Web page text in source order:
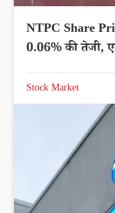
NTPC Share
0.06% की तेजी,
Stock Market